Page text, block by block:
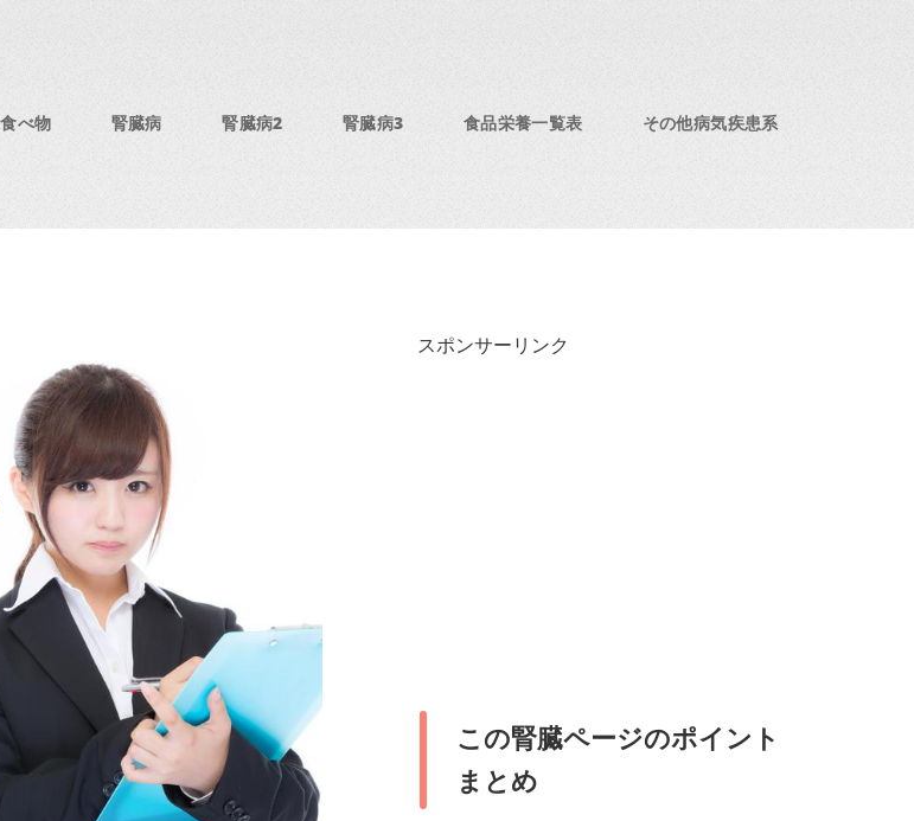
べ物 腎臓病 腎臓病2 腎臓病3 食品栄養一覧表 その他病気疾患系
スポンサーリンク
この腎臓ページのポイント
まとめ